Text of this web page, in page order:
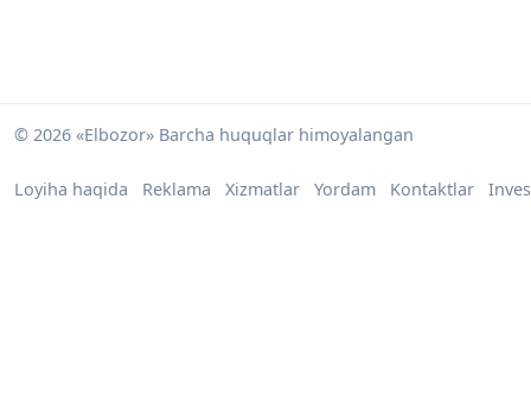
© 2026 «Elbozor» Barcha huquqlar himoyalangan
Loyiha haqida Reklama Xizmatlar Yordam Kontaktlar